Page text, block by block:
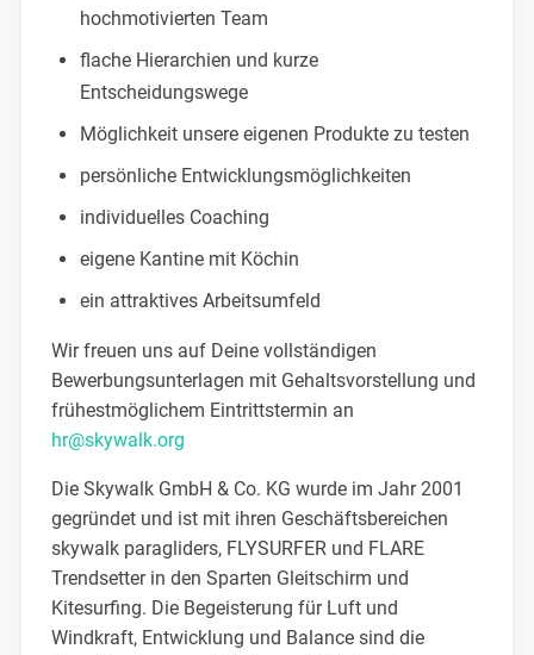
hochmotivierten Team
flache Hierarchien und kurze
Entscheidungswege
Möglichkeit unsere eigenen Produkte zu testen
persönliche Entwicklungsmöglichkeiten
individuelles Coaching
eigene Kantine mit Köchin
ein attraktives Arbeitsumfeld
Wir freuen uns auf Deine vollständigen
Bewerbungsunterlagen mit Gehaltsvorstellung und
frühestmöglichem Eintrittstermin an
hr@skywalk.org
Die Skywalk GmbH & Co. KG wurde im Jahr 2001
gegründet und ist mit ihren Geschäftsbereichen
skywalk paragliders, FLYSURFER und FLARE
Trendsetter in den Sparten Gleitschirm und
Kitesurfing. Die Begeisterung für Luft und
Windkraft, Entwicklung und Balance sind die